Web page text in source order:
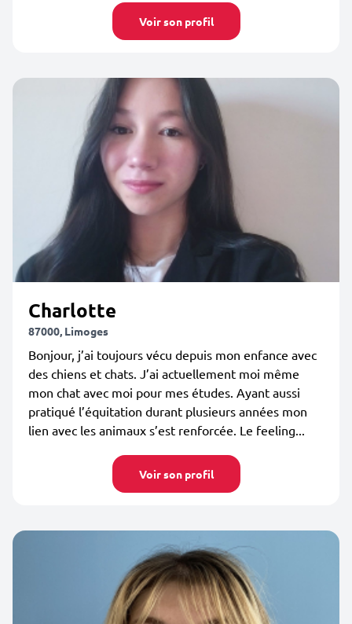
Voir son profil
Charlotte
87000, Limoges
Bonjour, j’ai toujours vécu depuis mon enfance avec
des chiens et chats. J’ai actuellement moi même
mon chat avec moi pour mes études. Ayant aussi
pratiqué l’équitation durant plusieurs années mon
lien avec les animaux s’est renforcée. Le feeling...
Voir son profil